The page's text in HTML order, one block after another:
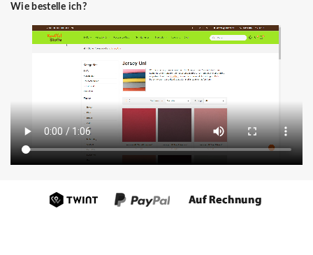
Wie bestelle ich?